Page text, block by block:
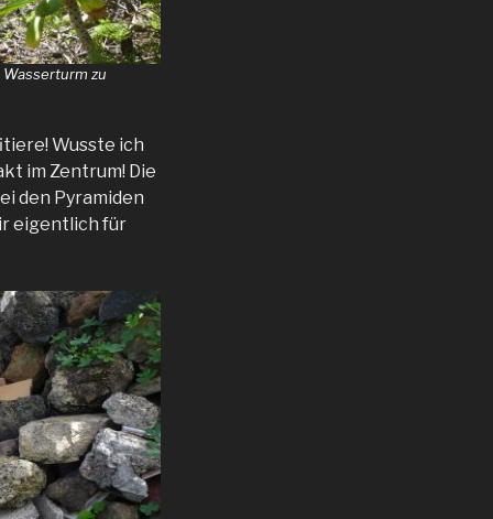
zu
Wusste ich
im Zentrum! Die
den Pyramiden
eigentlich für